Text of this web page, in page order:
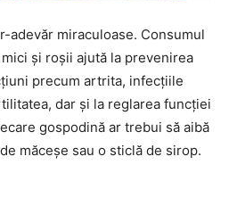
adevăr miraculoase. Consumul
și roșii ajută la prevenirea
precum artrita, infecţiile
dar și la reglarea funcţiei
gospodină ar trebui să aibă
măceșe sau o sticlă de sirop.